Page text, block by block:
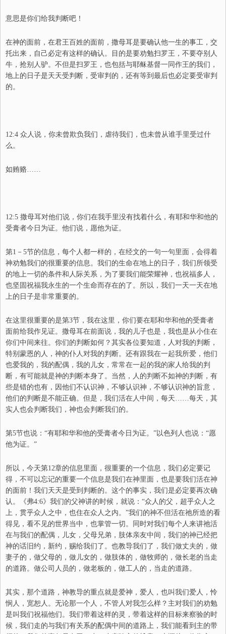
意思是你们给我判断吧！
在神的面前，在君王百姓的面前，撒母耳是要确认他一生的事工，交
托出来，自己必定有这样的确认。目的是要劝勉扫罗王，不要夺别人
牛，抢别人驴。不但是扫罗王 ，也包括与耶稣基督一同作王的我们，
地上的日子是天天受判断，受审判的，还有等到最后也必定要受审判
的。
12:4 众人说，你未曾欺负我们，虐待我们，也未曾从谁手里受过什
么。
如贿赂……
12:5 撒母耳对他们说，你们在我手里没有找着什么，有耶和华和他的
受膏者今日为证。他们说，愿他为证。
第1－5节的信息，每个人都一样的，在经文的一句一句里面，会得着
神劝勉我们的很重要的信息。我们的生命在地上的日子，我们所领受
的地上一切的条件和人际关系，为了要我们能荣耀神，也祝福多人，
也坚固祝福我永生的一个生命而存在的了。所以，我们一天一天在地
上的日子是非常重要的。
在这里很重要的是第3节， 我在这里，你们要在耶和华和他的受膏者
面前给我作见证。 撒母耳在前面说，我的儿子也是，我也是从小住在
你们中间来往。你们的判断如何？其实各位要知道，人对我的判断，
特别蒙恩的人，神的仆人对我的判断。还有跟我在一起我所爱，他们
也爱我的，我的配偶，我的儿女， 常常在一起的我的家人给我的判
断，有可能就是神的判断本身了。当然，人的判断不如神的判断，有
些是错的也有，因他们不认识神，不够认识神，不够认识神的旨意，
他们的判断是不能正确。但是，我们活在人中间，每天……每天，其
实人也会判断我们，神也会判断我们的。
第5节也说：“有耶和华和他的受膏者今日为证。 ”以色列人也说：“愿
他为证。 ”
所以，今天第12章的信息里面，很重要的一个信息，我们必定要记
得，不可以忘记的重要一个信息是我们在神里面，也是要我们活在神
的面前！我们天天是受到判断的。这个的事实，我们是必定要再次确
认。
《弗4:6》 我们的父神讲的时候，就说：“众人的父，超乎众人之
上，贯乎众人之中，也住在众人之内。 ”我们的神不但活在祂所造的看
得见，看不见的世界当中，也掌管一切。同时对我们每个人来讲祂活
在与我们的配偶，儿女，父母兄弟，肢体亲友中间，我们的神已经把
神的话旧约，新约，赐给我们了。也教导我们了，我们做丈夫的，做
妻子的，做父母的，做儿女的，做肢体的，做牧师的，做长老的当走
的道路。做公司人员的，做老板的，做工人的，当走的道路。
其实，那个道路，神教导的重点就是爱神，爱人，也叫我们爱人，怜
悯人，宽恕人 。无论那一个人，不管人对我怎么样？主对我们的劝勉
是叫我们祝福他们。我们带着这样的灵 ，带着这样的目标来察验的时
候，我们走的与我们有关系的配偶中间的道路上，我们能看到主的带